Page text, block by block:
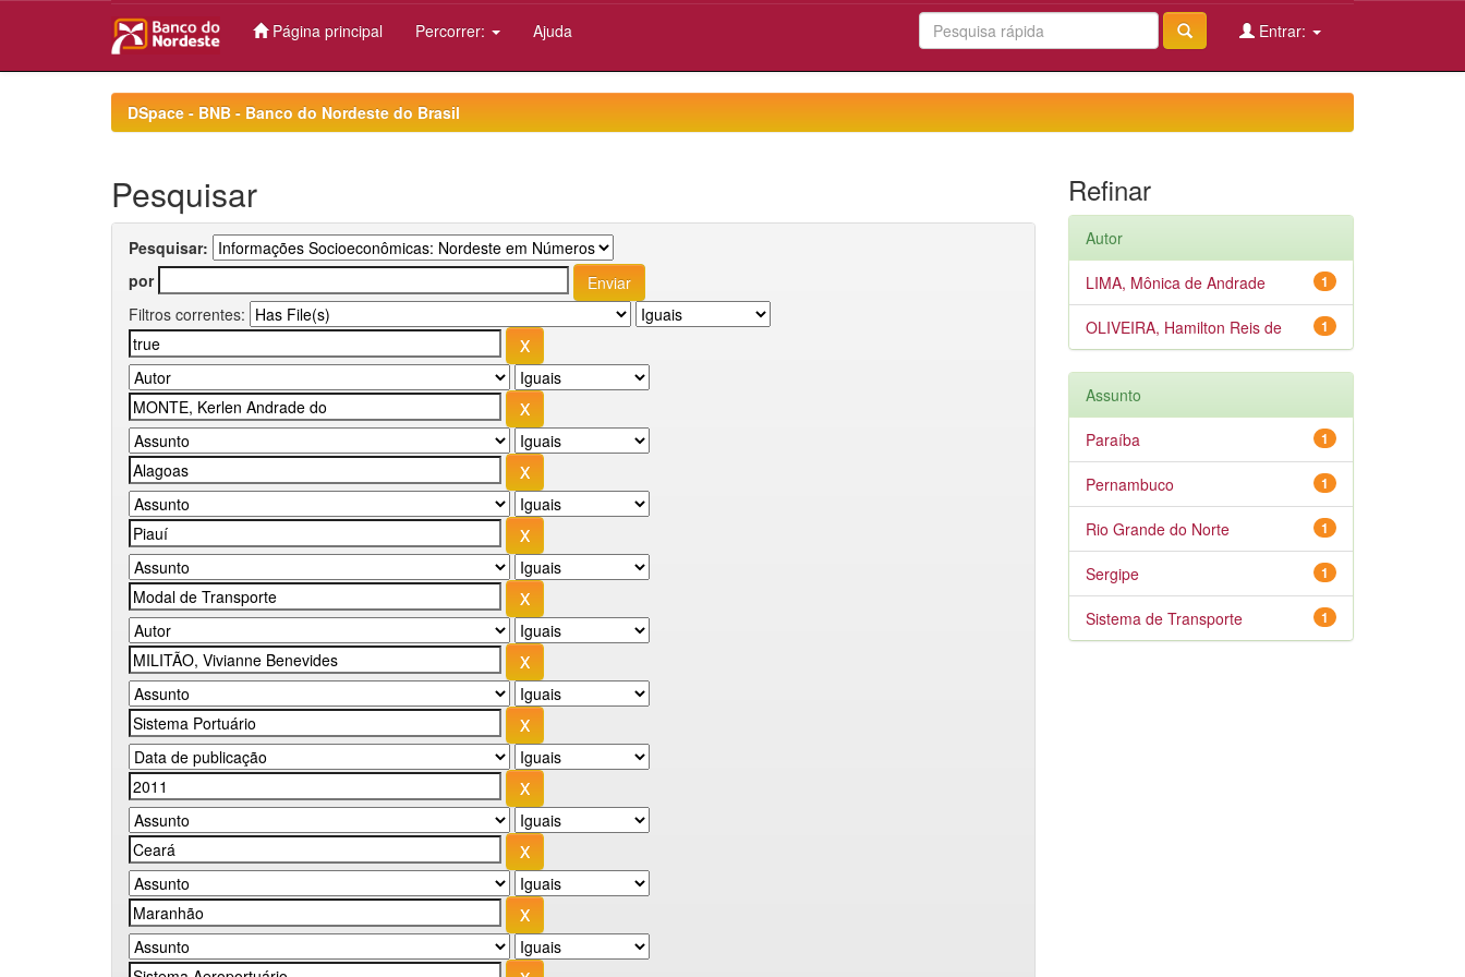
Página principal Percorrer: Ajuda Entrar:
DSpace - BNB - Banco do Nordeste do Brasil
Pesquisar
Pesquisar:
por
Filtros correntes:
Refinar
Autor
1
LIMA, Mônica de Andrade
1
OLIVEIRA, Hamilton Reis de
Assunto
1
Paraíba
1
Pernambuco
1
Rio Grande do Norte
1
Sergipe
1
Sistema de Transporte